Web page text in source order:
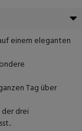
einem eleganten
Tag über
drei